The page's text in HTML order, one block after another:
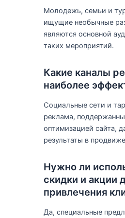
Молодежь, семьи и
ищущие необычные
являются основной
таких мероприятий.
Какие каналы
наиболее
Социальные сети и
реклама,
оптимизацией сайта,
результаты в
Нужно ли
скидки и акции
привлечения
Да, специальные